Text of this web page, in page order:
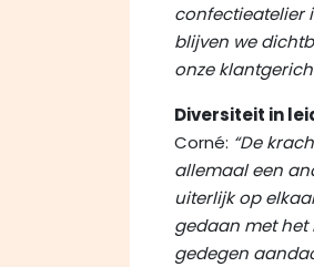
confectieatelier
blijven we
onze
Diversiteit in
Corné: “De
allemaal een
uiterlijk op
gedaan met het
gedegen